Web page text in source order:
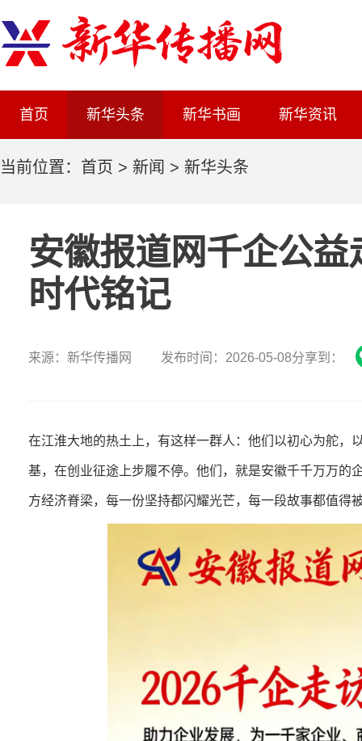
首页 新华头条 新华书画 新华资讯
当前位置： 首页 > 新闻 > 新华头条
安徽报道网千企公
时代铭记
来源：新华传播网 发布时间：2026-05-08分享到：
在江淮大地的热土上，有这样一群人：他们以初心为舵，
基，在创业征途上步履不停。他们，就是安徽千千万万
方经济脊梁，每一份坚持都闪耀光芒，每一段故事都值得